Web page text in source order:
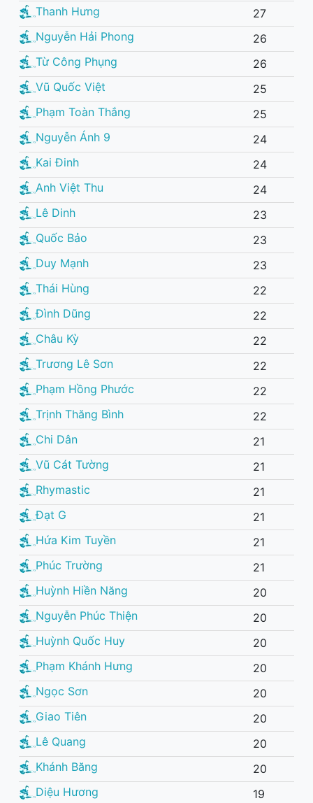
Thanh Hưng
27
Nguyễn Hải Phong
26
Từ Công Phụng
26
Vũ Quốc Việt
25
Phạm Toàn Thắng
25
Nguyễn Ánh 9
24
Kai Đinh
24
Anh Việt Thu
24
Lê Dinh
23
Quốc Bảo
23
Duy Mạnh
23
Thái Hùng
22
Đình Dũng
22
Châu Kỳ
22
Trương Lê Sơn
22
Phạm Hồng Phước
22
Trịnh Thăng Bình
22
Chi Dân
21
Vũ Cát Tường
21
Rhymastic
21
Đạt G
21
Hứa Kim Tuyền
21
Phúc Trường
21
Huỳnh Hiền Năng
20
Nguyễn Phúc Thiện
20
Huỳnh Quốc Huy
20
Phạm Khánh Hưng
20
Ngọc Sơn
20
Giao Tiên
20
Lê Quang
20
Khánh Băng
20
Diệu Hương
19